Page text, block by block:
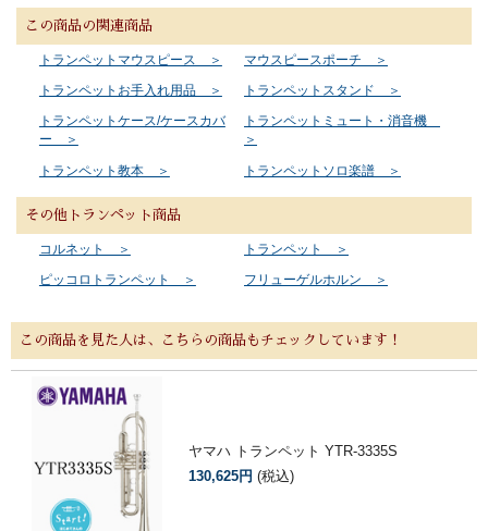
この商品の関連商品
トランペットマウスピース ＞
マウスピースポーチ ＞
トランペットお手入れ用品 ＞
トランペットスタンド ＞
トランペットケース/ケースカバ
ー ＞
トランペットミュート・消音機
＞
トランペット教本 ＞ トランペットソロ楽譜 ＞
その他トランペット商品
コルネット ＞
トランペット ＞
ピッコロトランペット ＞
フリューゲルホルン ＞
この商品を見た人は、こちらの商品もチェックしています！
ヤマハ トランペット YTR-3335S
130,625円 (税込)